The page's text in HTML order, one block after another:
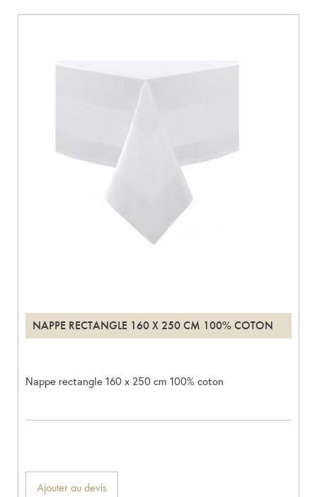
NAPPE RECTANGLE 160 X 250 CM 100% COTON
Nappe rectangle 160 x 250 cm 100% coton
Ajouter au devis